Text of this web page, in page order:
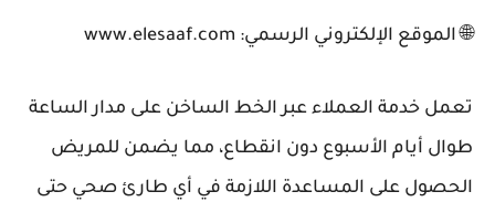
🌐 الموقع الإلكتروني الرسمي: www.elesaaf.com
تعمل خدمة العملاء عبر الخط الساخن على مدار الساعة
طوال أيام الأسبوع دون انقطاع، مما يضمن للمريض
الحصول على المساعدة اللازمة في أي طارئ صحي حتى